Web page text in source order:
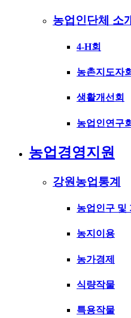
농업인단체 소
4-H회
농촌지도자
생활개선회
농업인연구
농업경영지원
강원농업통계
농업인구 및
농지이용
농가경제
식량작물
특용작물